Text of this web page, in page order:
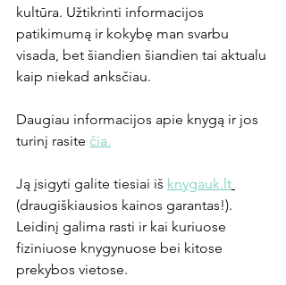
kultūra. Užtikrinti informacijos
patikimumą ir kokybę man svarbu
visada, bet šiandien šiandien tai aktualu
kaip niekad anksčiau.
Daugiau informacijos apie knygą ir jos
turinį rasite čia.
Ją įsigyti galite tiesiai iš knygauk.lt
(draugiškiausios kainos garantas!).
Leidinį galima rasti ir kai kuriuose
fiziniuose knygynuose bei kitose
prekybos vietose.